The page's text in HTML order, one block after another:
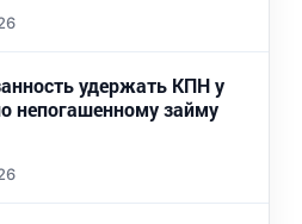
удержать КПН у
непогашенному займу